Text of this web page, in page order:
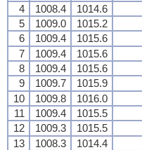
4
1008.4 1014.6
5
1009.0 1015.2
6
1009.4 1015.6
7
1009.4 1015.6
8
1009.4 1015.6
9
1009.7 1015.9
10
1009.8 1016.0
11
1009.4 1015.5
12
1009.3 1015.5
13
1008.3 1014.4
4
1008.4 1014.6
5
1009.0 1015.2
6
1009.4 1015.6
7
1009.4 1015.6
8
1009.4 1015.6
9
1009.7 1015.9
10
1009.8 1016.0
11
1009.4 1015.5
12
1009.3 1015.5
13
1008.3 1014.4
4
1008.4 1014.6
5
1009.0 1015.2
6
1009.4 1015.6
7
1009.4 1015.6
8
1009.4 1015.6
9
1009.7 1015.9
10
1009.8 1016.0
11
1009.4 1015.5
12
1009.3 1015.5
13
1008.3 1014.4
4
1008.4 1014.6
5
1009.0 1015.2
6
1009.4 1015.6
7
1009.4 1015.6
8
1009.4 1015.6
9
1009.7 1015.9
10
1009.8 1016.0
11
1009.4 1015.5
12
1009.3 1015.5
13
1008.3 1014.4